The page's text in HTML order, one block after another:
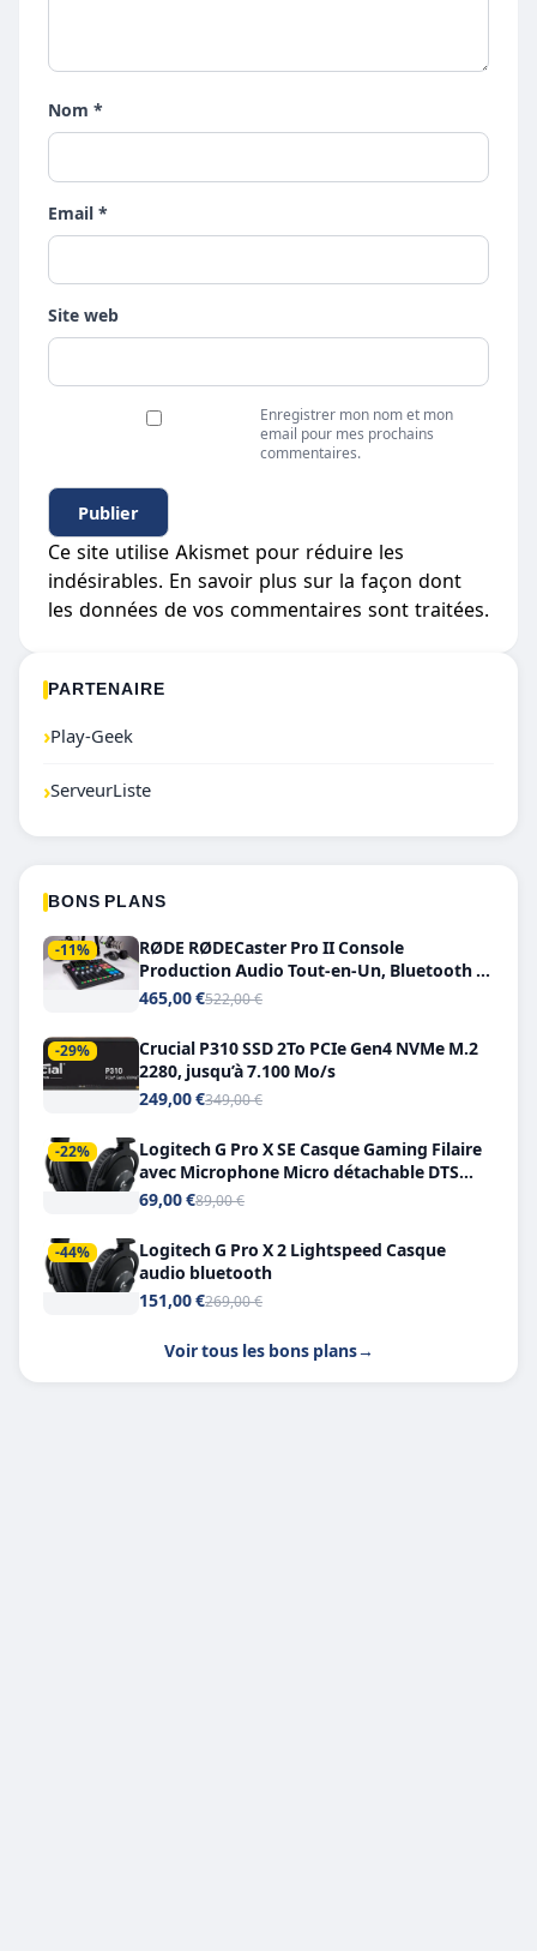
Nom *
Email *
Site web
Enregistrer mon nom et mon
email pour mes prochains
commentaires.
Ce site utilise Akismet pour réduire les
indésirables. En savoir plus sur la façon dont
les données de vos commentaires sont traitées.
PARTENAIRE
›Play-Geek
›ServeurListe
BONS PLANS
-11%
RØDE RØDECaster Pro II Console
Production Audio Tout-en-Un, Bluetooth et
Double USB-C
465,00 €522,00 €
-29%
Crucial P310 SSD 2To PCIe Gen4 NVMe M.2
2280, jusqu’à 7.100 Mo/s
249,00 €349,00 €
-22%
Logitech G Pro X SE Casque Gaming Filaire
avec Microphone Micro détachable DTS
Headphone X 7.1
69,00 €89,00 €
-44%
Logitech G Pro X 2 Lightspeed Casque
audio bluetooth
151,00 €269,00 €
Voir tous les bons plans→